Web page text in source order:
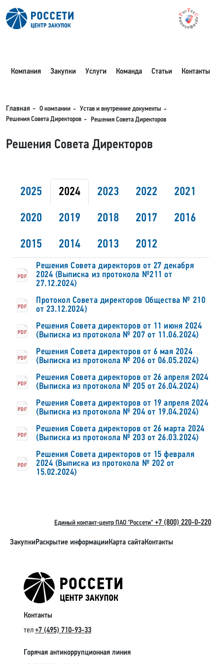
Компания Закупки Услуги Команда Статьи Контакты
Главная О компании
Устав и внутренние документы
Решения Совета Директоров
Решения Совета Директоров
Решения Совета Директоров
2025 2024 2023 2022 2021
2020 2019 2018 2017 2016
2015 2014 2013 2012
PDF
Решения Совета директоров от 27 декабря
2024 (Выписка из протокола №211 от
27.12.2024)
PDF
Протокол Совета директоров Общества № 210
от 23.12.2024)
PDF
Решения Совета директоров от 11 июня 2024
(Выписка из протокола № 207 от 11.06.2024)
PDF
Решения Совета директоров от 6 мая 2024
(Выписка из протокола № 206 от 06.05.2024)
PDF
Решения Совета директоров от 26 апреля 2024
(Выписка из протокола № 205 от 26.04.2024)
PDF
Решения Совета директоров от 19 апреля 2024
(Выписка из протокола № 204 от 19.04.2024)
PDF
Решения Совета директоров от 26 марта 2024
(Выписка из протокола № 203 от 26.03.2024)
PDF
Решения Совета директоров от 15 февраля
2024 (Выписка из протокола № 202 от
15.02.2024)
Единый контакт-центр ПАО "Россети" +7 (800) 220-0-220
ЗакупкиРаскрытие информацииКарта сайтаКонтакты
Контакты
тел+7 (495) 710-93-33
Горячая антикоррупционная линия